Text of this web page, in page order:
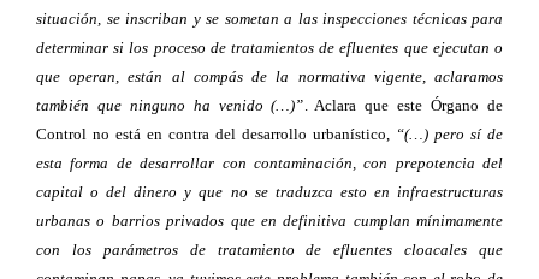
situación, se inscriban y se sometan a las inspecciones técnicas para
determinar si los proceso de tratamientos de efluentes que ejecutan o
que operan, están al compás de la normativa vigente, aclaramos
también que ninguno ha venido (…)”. Aclara que este Órgano de
Control no está en contra del desarrollo urbanístico, “(…) pero sí de
esta forma de desarrollar con contaminación, con prepotencia del
capital o del dinero y que no se traduzca esto en infraestructuras
urbanas o barrios privados que en definitiva cumplan mínimamente
con los parámetros de tratamiento de efluentes cloacales que